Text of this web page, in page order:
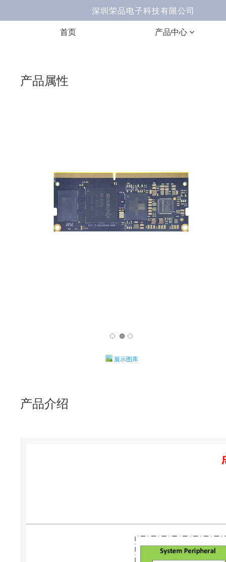
首页 产品中心
深圳荣品电子科技有限
展示图库
产品属性
产品介绍